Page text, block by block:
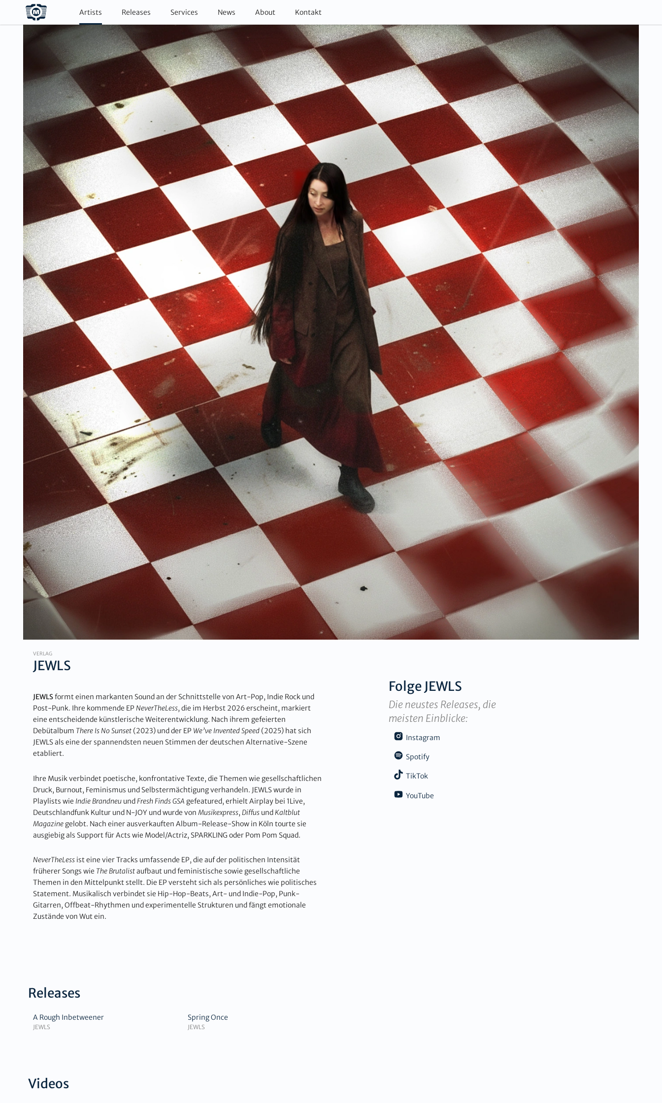
Artists Releases Services News About Kontakt
VERLAG
JEWLS
JEWLSformt einen markanten Sound an der Schnittstelle von Art-Pop, Indie Rock und
Post-Punk. Ihre kommende EP NeverTheLess, die im Herbst 2026 erscheint, markiert
eine entscheidende künstlerische Weiterentwicklung. Nach ihrem gefeierten
Debütalbum There Is No Sunset (2023) und der EP We’ve Invented Speed (2025) hat sich
JEWLS als eine der spannendsten neuen Stimmen der deutschen Alternative-Szene
etabliert.
Ihre Musik verbindet poetische, konfrontative Texte, die Themen wie gesellschaftlichen
Druck, Burnout, Feminismus und Selbstermächtigung verhandeln. JEWLS wurde in
Playlists wie Indie Brandneu undFresh Finds GSA gefeatured, erhielt Airplay bei 1Live,
Deutschlandfunk Kultur und N-JOY und wurde von Musikexpress, Diffus undKaltblut
Magazine gelobt. Nach einer ausverkauften Album-Release-Show in Köln tourte sie
ausgiebig als Support für Acts wie Model/Actriz, SPARKLING oder Pom Pom Squad.
NeverTheLess ist eine vier Tracks umfassende EP, die auf der politischen Intensität
früherer Songs wie The Brutalistaufbaut und feministische sowie gesellschaftliche
Themen in den Mittelpunkt stellt. Die EP versteht sich als persönliches wie politisches
Statement. Musikalisch verbindet sie Hip-Hop-Beats, Art- und Indie-Pop, Punk-
Gitarren, Offbeat-Rhythmen und experimentelle Strukturen und fängt emotionale
Zustände von Wut ein.
Folge JEWLS
Die neustes Releases, die
meisten Einblicke:
Instagram
Spotify
TikTok
YouTube
Releases
A Rough Inbetweener
JEWLS
Spring Once
JEWLS
Videos